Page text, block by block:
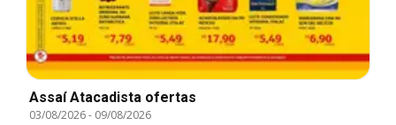
Assaí Atacadista ofertas
03/08/2026- 09/08/2026